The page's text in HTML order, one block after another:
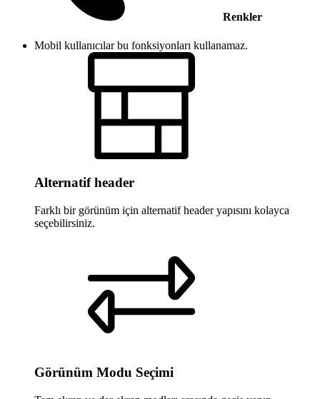
Renkler
Mobil kullanıcılar bu fonksiyonları kullanamaz.
Alternatif header
Farklı bir görünüm için alternatif header yapısını kolayca
seçebilirsiniz.
Görünüm Modu Seçimi